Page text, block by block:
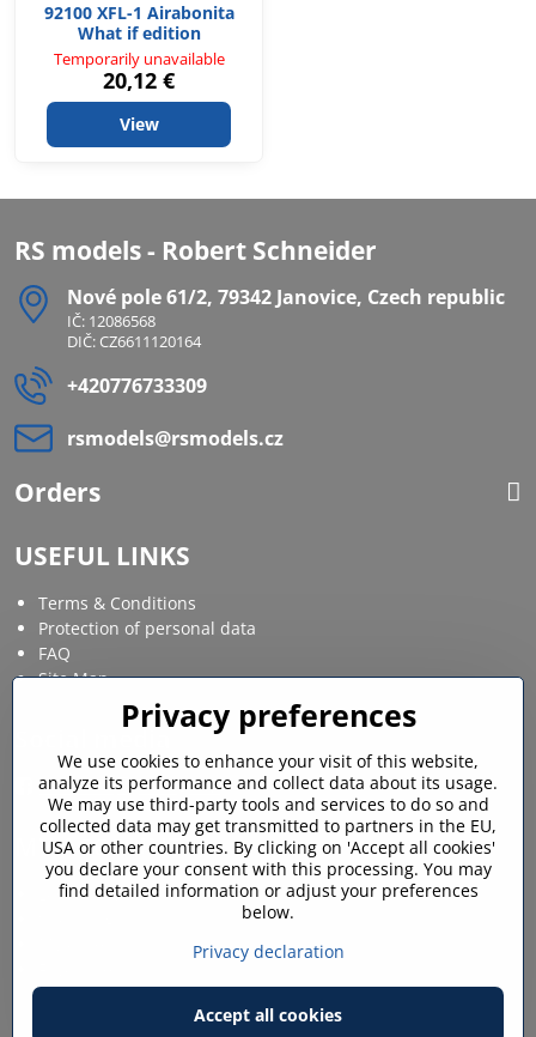
92100 XFL-1 Airabonita
What if edition
Temporarily unavailable
20,12 €
View
RS models - Robert Schneider
Nové pole 61/2, 79342 Janovice, Czech republic
IČ: 12086568
DIČ: CZ6611120164
+420776733309
rsmodels​@rsmodels​.cz
Orders
USEFUL LINKS
Terms & Conditions
Protection of personal data
FAQ
Site Map
Facebook Instagram
MY ACCOUNT
Login / My account
Privacy preferences
We use cookies to enhance your visit of this website,
analyze its performance and collect data about its usage.
We may use third-party tools and services to do so and
collected data may get transmitted to partners in the EU,
USA or other countries. By clicking on 'Accept all cookies'
you declare your consent with this processing. You may
find detailed information or adjust your preferences
below.
Privacy declaration
Accept all cookies